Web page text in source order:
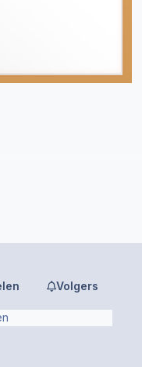
slide
Volgers